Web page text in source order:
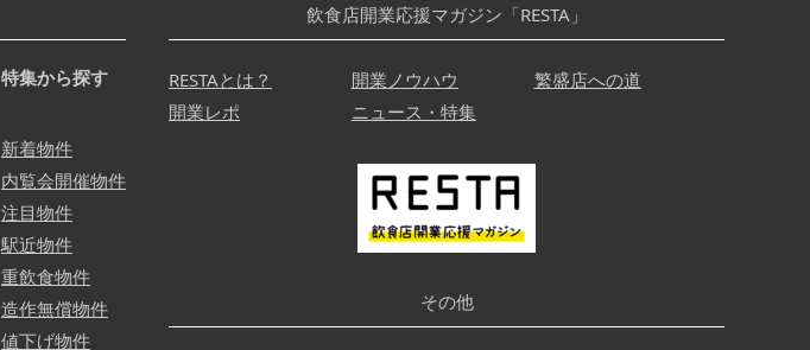
特集から探す
新着物件
内覧会開催物件
注目物件
駅近物件
重飲食物件
造作無償物件
値下げ物件
飲食店開業応援マガジン「RESTA」
RESTAとは？ 開業ノウハウ
繁盛店への道
開業レポ
ニュース・特集
その他